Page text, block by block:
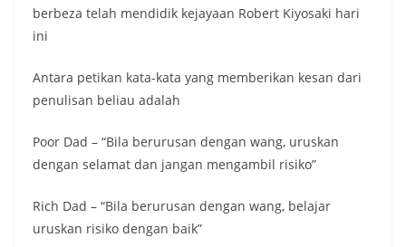
berbeza telah mendidik kejayaan Robert Kiyosaki hari
ini
Antara petikan kata-kata yang memberikan kesan dari
penulisan beliau adalah
Poor Dad – “Bila berurusan dengan wang, uruskan
dengan selamat dan jangan mengambil risiko”
Rich Dad – “Bila berurusan dengan wang, belajar
uruskan risiko dengan baik”